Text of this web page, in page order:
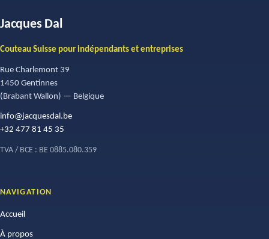
Jacques Dal
Couteau Suisse pour indépendants et entreprises
Rue Charlemont 39
1450 Gentinnes
(Brabant Wallon) — Belgique
info@jacquesdal.be
+32 477 81 45 35
TVA / BCE : BE 0885.080.359
NAVIGATION
Accueil
À propos